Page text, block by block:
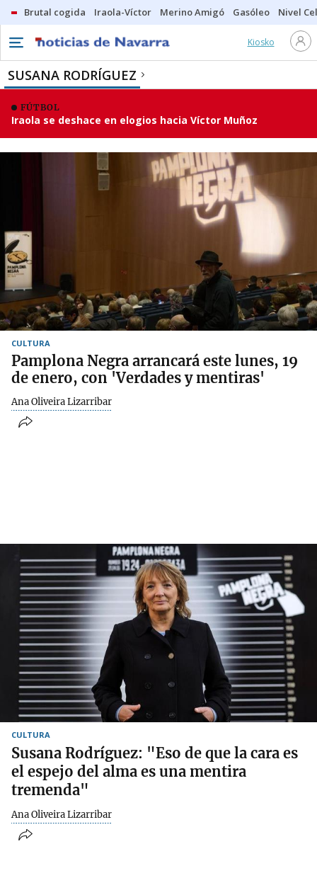
Brutal cogida Iraola-Víctor Merino Amigó Gasóleo Nivel
Kiosko
SUSANA RODRÍGUEZ
FÚTBOL
Iraola se deshace en elogios hacia Víctor Muñoz
CULTURA
Pamplona Negra arrancará este lunes, 19
de enero, con 'Verdades y mentiras'
Ana Oliveira Lizarribar
CULTURA
Susana Rodríguez: "Eso de que la cara es
el espejo del alma es una mentira
tremenda"
Ana Oliveira Lizarribar